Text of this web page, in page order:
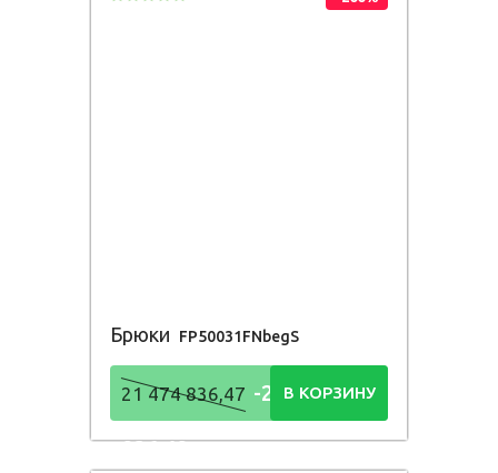
Брюки FP50031FNbegS
21 474 836,47 -21 474
836,48Р
В КОРЗИНУ